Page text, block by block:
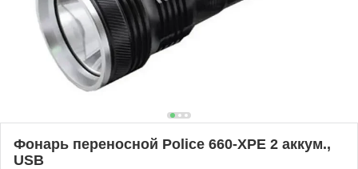
Фонарь переносной Poliсe 660-XPE 2 аккум.,
USB